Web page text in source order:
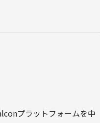
プラットフォームを中